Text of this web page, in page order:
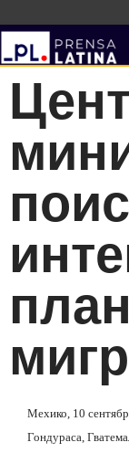
Мехико, 10
Гондураса,